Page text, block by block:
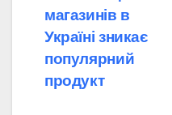
записів
магазинів в
Україні зникає
популярний
продукт